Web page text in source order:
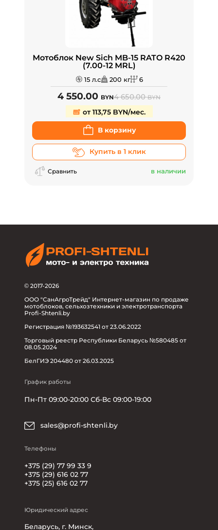
Мотоблок New Sich MB-15 RATO R420
(7.00-12 MRL)
15 л.с 200 кг 6
4 550.00 BYN4 650.00BYN
от 113,75 BYN/мес.
В корзину
Купить в 1 клик
Сравнить в наличии
© 2017-2026
ООО "СанАгроТрейд" Интернет-магазин по продаже
мотоблоков, сельхозтехники и электротранспорта
Profi-Shtenli.by
Регистрация №193632541 от 23.06.2022
Торговый реестр Республики Беларусь №580485 от
08.05.2024
БелГИЭ 204480 от 26.03.2025
График работы
Пн-Пт 09:00-20:00 Сб-Вс 09:00-19:00
sales@profi-shtenli.by
Телефоны
+375 (29) 77 99 33 9
+375 (29) 616 02 77
+375 (25) 616 02 77
Юридический адрес
Беларусь, г. Минск,